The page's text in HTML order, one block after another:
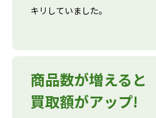
キリしていました。
商品数が増えると
買取額がアップ!